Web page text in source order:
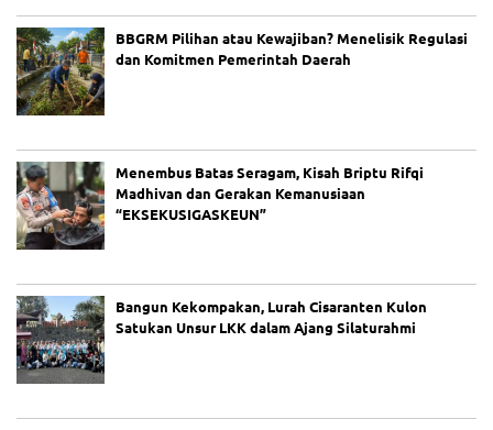
BBGRM Pilihan atau Kewajiban? Menelisik Regulasi
dan Komitmen Pemerintah Daerah
Menembus Batas Seragam, Kisah Briptu Rifqi
Madhivan dan Gerakan Kemanusiaan
“EKSEKUSIGASKEUN”
Bangun Kekompakan, Lurah Cisaranten Kulon
Satukan Unsur LKK dalam Ajang Silaturahmi